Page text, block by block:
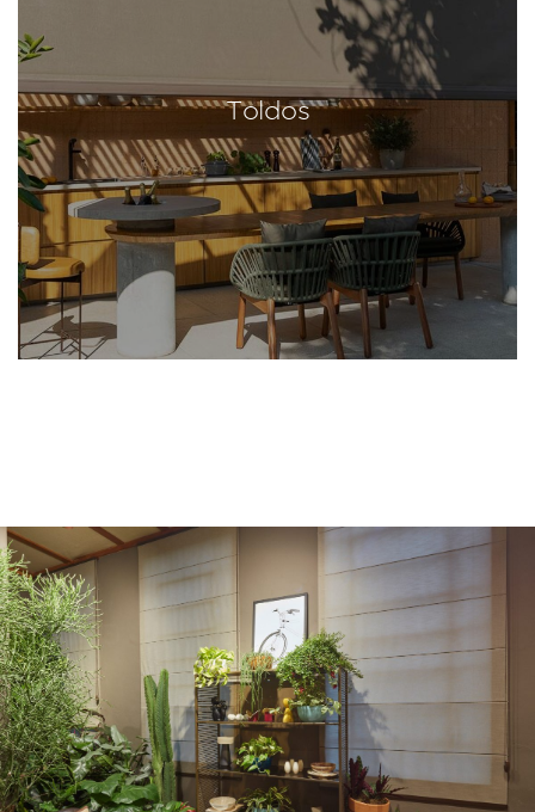
Toldos